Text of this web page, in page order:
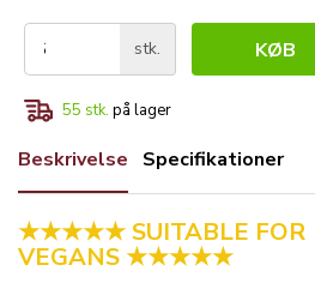
stk. KØB
55 stk. på lager
Beskrivelse Specifikationer
★★★★★ SUITABLE FOR
VEGANS ★★★★★